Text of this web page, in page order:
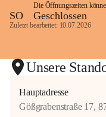
Die Öffnungszeiten
SO Geschlossen
Zuletzt bearbeitet: 10.07.2026
Unsere
Hauptadresse
Gößgrabenstraße 17,